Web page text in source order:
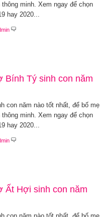
minh. Xem ngay để chọn
hay 2020...
Bính Tý sinh con năm
con năm nào tốt nhất, để bố mẹ
minh. Xem ngay để chọn
hay 2020...
Ất Hợi sinh con năm